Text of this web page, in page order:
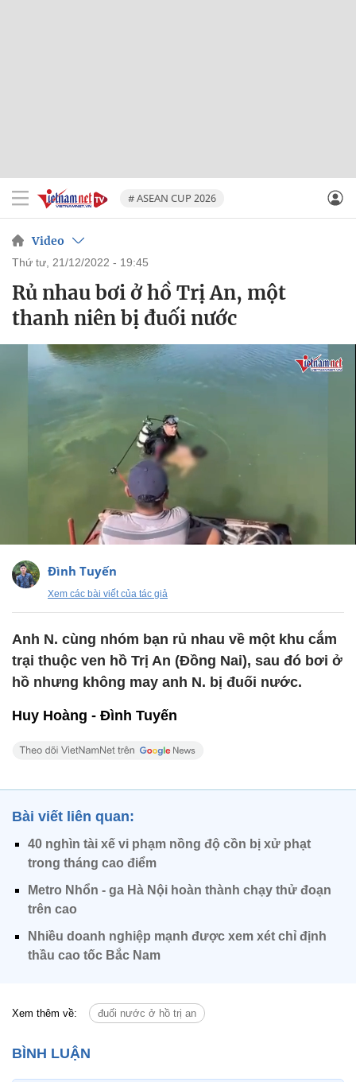
# ASEAN CUP 2026
Video
thứ tư, 21/12/2022 - 19:45
Rủ nhau bơi ở hồ Trị An, một
thanh niên bị đuối nước
Đình Tuyến
Xem các bài viết của tác giả
Anh N. cùng nhóm bạn rủ nhau về một khu cắm
trại thuộc ven hồ Trị An (Đồng Nai), sau đó bơi ở
hồ nhưng không may anh N. bị đuối nước.
Huy Hoàng - Đình Tuyến
Bài viết liên quan:
40 nghìn tài xế vi phạm nồng độ cồn bị xử phạt
trong tháng cao điểm
Metro Nhổn - ga Hà Nội hoàn thành chạy thử đoạn
trên cao
Nhiều doanh nghiệp mạnh được xem xét chỉ định
thầu cao tốc Bắc Nam
Xem thêm về: đuối nước ở hồ trị an